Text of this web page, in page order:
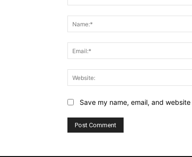
Save my name, email, and